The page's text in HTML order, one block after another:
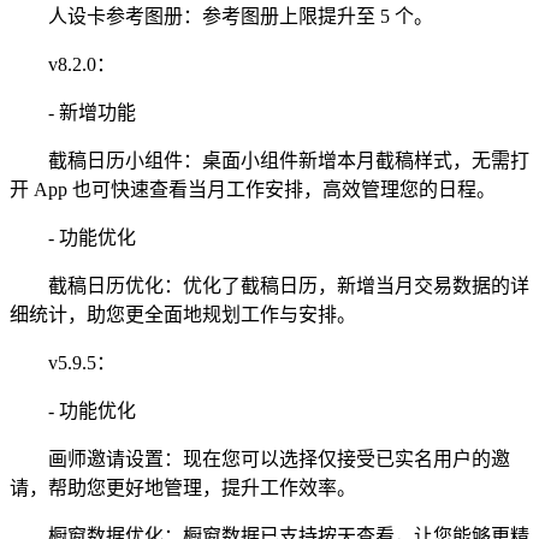
人设卡参考图册：参考图册上限提升至 5 个。
v8.2.0：
- 新增功能
截稿日历小组件：桌面小组件新增本月截稿样式，无需打
开 App 也可快速查看当月工作安排，高效管理您的日程。
- 功能优化
截稿日历优化：优化了截稿日历，新增当月交易数据的详
细统计，助您更全面地规划工作与安排。
v5.9.5：
- 功能优化
画师邀请设置：现在您可以选择仅接受已实名用户的邀
请，帮助您更好地管理，提升工作效率。